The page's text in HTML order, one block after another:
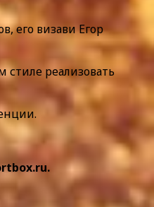
его визави Егор
реализовать